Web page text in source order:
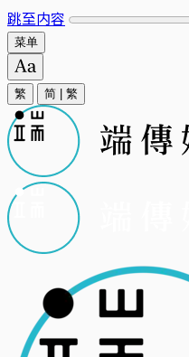
跳至内容
菜单
繁 简 繁